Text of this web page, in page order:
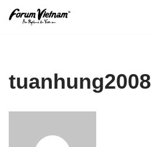
tuanhung2008